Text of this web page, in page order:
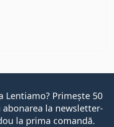
Lentiamo? Primește 50
la newsletter-
la prima comandă.